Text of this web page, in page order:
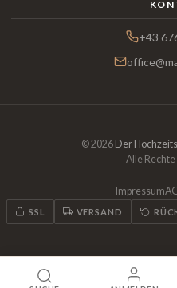
+43
© 2026 Der
Alle
Impressum
SSL VERSAND